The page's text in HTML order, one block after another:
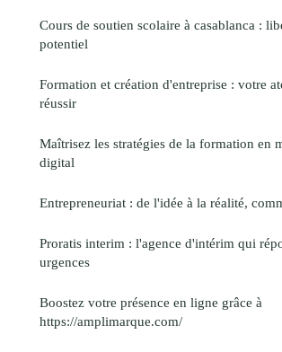
Cours de soutien scolaire à casablanca :
potentiel
Formation et création d'entreprise : votre
réussir
Maîtrisez les stratégies de la formation en
digital
Entrepreneuriat : de l'idée à la réalité,
Proratis interim : l'agence d'intérim qui
urgences
Boostez votre présence en ligne grâce à
https://amplimarque.com/